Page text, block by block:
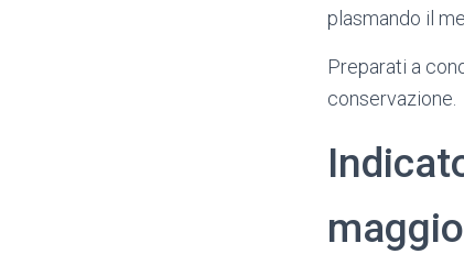
plasmando il
Preparati a
conservazione.